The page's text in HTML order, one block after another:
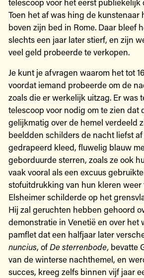
telescoop voor het eerst publiekelijk
Toen het af was hing de
boven zijn bed in Rome. Daar bleef
slechts een jaar later stierf, en zijn
veel geld probeerde te verkopen.
Je kunt je afvragen waarom het tot
voordat iemand probeerde om de
zoals die er werkelijk uitzag. Er was
telescoop voor nodig om te zien dat
gelijkmatig over de hemel verdeeld
beeldden schilders de nacht liefst af
gedrapeerd kleed, fluwelig blauw
geborduurde sterren, zoals ze ook
vaak vooral als een excuus
stofuitdrukking van hun kleren weer
Elsheimer schilderde op het
Hij zal geruchten hebben gehoord
demonstratie in Venetië en over het
pamflet dat een halfjaar later
nuncius, ofDe sterrenbode,bevatte
van de winterse nachthemel, en
succes, kreeg zelfs binnen vijf jaar